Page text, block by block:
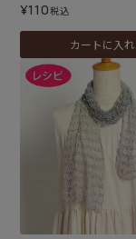
¥110税込
カートに入